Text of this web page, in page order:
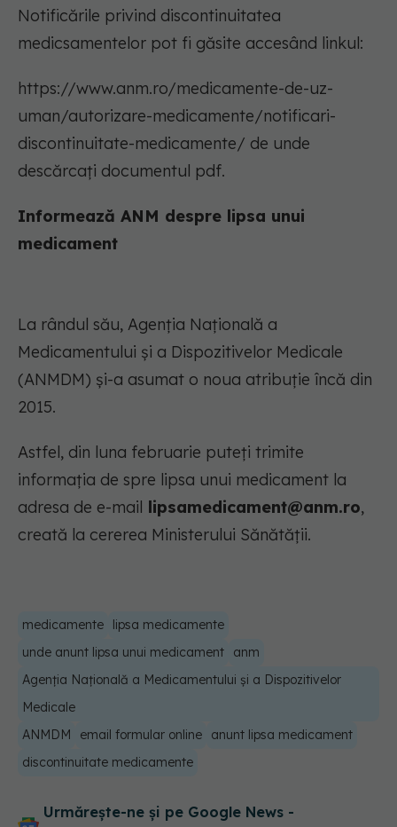
Notificările privind discontinuitatea
medicsamentelor pot fi găsite accesând linkul:
https://www.anm.ro/medicamente-de-uz-
uman/autorizare-medicamente/notificari-
discontinuitate-medicamente/ de unde
descărcați documentul pdf.
Informează ANM despre lipsa unui
medicament
La rândul său, Agenția Națională a
Medicamentului și a Dispozitivelor Medicale
(ANMDM) și-a asumat o noua atribuție încă din
2015.
Astfel, din luna februarie puteți trimite
informația de spre lipsa unui medicament la
adresa de e-mail lipsamedicament@anm.ro,
creată la cererea Ministerului Sănătății.
medicamente
lipsa medicamente
unde anunt lipsa unui medicament
anm
Agenția Națională a Medicamentului și a Dispozitivelor
Medicale
ANMDM
email formular online
anunt lipsa medicament
discontinuitate medicamente
Urmărește-ne și pe Google News -